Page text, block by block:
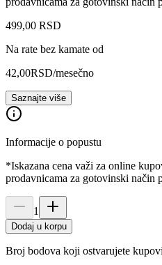
499,00 RSD
Na rate bez kamate od
42,00RSD/mesečno
Saznajte više
Informacije o popustu
*Iskazana cena važi za online
prodavnicama za gotovinski način
1
Dodaj u korpu
Broj bodova koji ostvarujete